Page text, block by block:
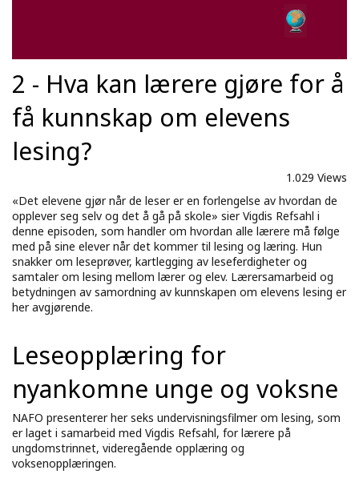
2 - Hva kan lærere gjøre for å
få kunnskap om elevens
lesing?
1.029 Views
«Det elevene gjør når de leser er en forlengelse av hvordan de
opplever seg selv og det å gå på skole» sier Vigdis Refsahl i
denne episoden, som handler om hvordan alle lærere må følge
med på sine elever når det kommer til lesing og læring. Hun
snakker om leseprøver, kartlegging av leseferdigheter og
samtaler om lesing mellom lærer og elev. Lærersamarbeid og
betydningen av samordning av kunnskapen om elevens lesing er
her avgjørende.
Leseopplæring for
nyankomne unge og voksne
NAFO presenterer her seks undervisningsfilmer om lesing, som
er laget i samarbeid med Vigdis Refsahl, for lærere på
ungdomstrinnet, videregående opplæring og
voksenopplæringen.